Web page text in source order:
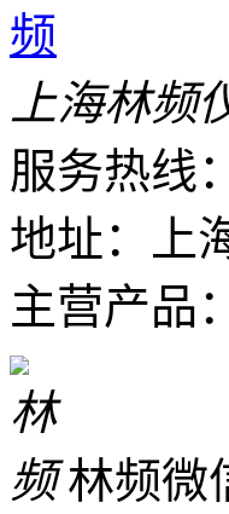
上海林频
服务热线
地址：上
主营产品
林频微